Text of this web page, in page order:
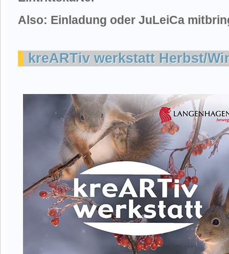
Also: Einladung oder JuLeiCa
kreARTiv werkstatt Herbst/